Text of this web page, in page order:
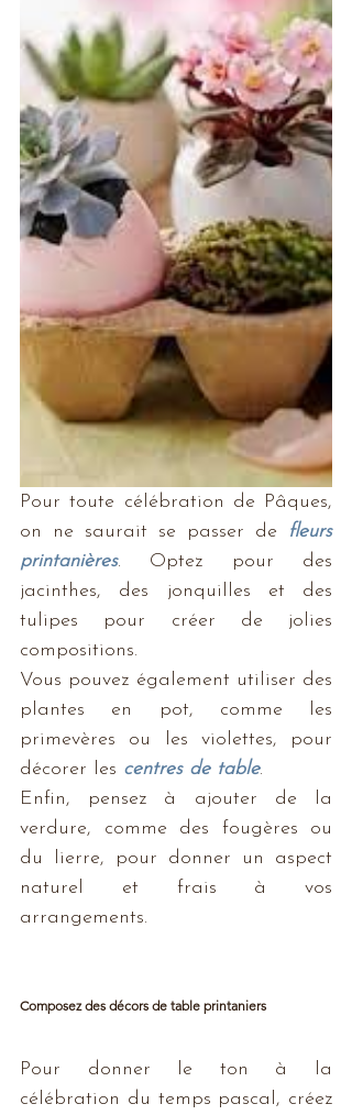
Pour toute célébration de Pâques,
on ne saurait se passer de
fleurs
printanières. Optez pour des
jacinthes, des jonquilles et des
tulipes pour créer de jolies
compositions.
Vous pouvez également utiliser des
plantes en pot, comme les
primevères ou les violettes, pour
décorer les centres de table.
Enfin, pensez à ajouter de la
verdure, comme des fougères ou
du lierre, pour donner un aspect
naturel et frais à vos
arrangements.
Composez des décors de table printaniers
Pour donner le ton à la
célébration du temps pascal, créez